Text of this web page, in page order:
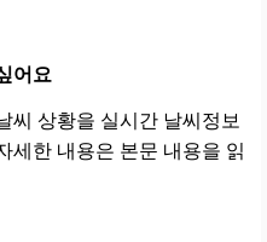
어요
씨 상황을 실시간 날씨정보
세한 내용은 본문 내용을 읽